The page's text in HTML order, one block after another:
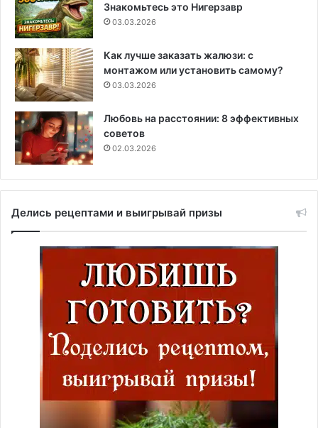
Знакомьтесь это Нигерзавр
03.03.2026
Как лучше заказать жалюзи: с
монтажом или установить самому?
03.03.2026
Любовь на расстоянии: 8 эффективных
советов
02.03.2026
Делись рецептами и выигрывай призы